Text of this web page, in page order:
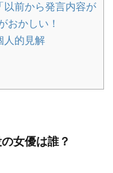
前から発言内容が
おかしい！
人的見解
女優は誰？